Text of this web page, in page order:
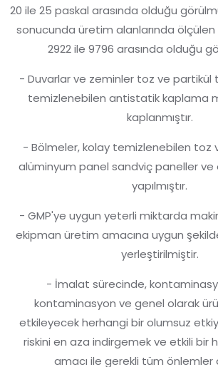
20 ile 25 paskal arasında olduğu
sonucunda üretim alanlarında ölçülen
2922 ile 9796 arasında olduğu
- Duvarlar ve zeminler toz ve partikül
temizlenebilen antistatik kaplama
kaplanmıştır.
- Bölmeler, kolay temizlenebilen toz
alüminyum panel sandviç paneller ve
yapılmıştır.
- GMP'ye uygun yeterli miktarda
ekipman üretim amacına uygun
yerleştirilmiştir.
- İmalat sürecinde,
kontaminasyon ve genel olarak
etkileyecek herhangi bir olumsuz
riskini en aza indirgemek ve etkili bir
amacı ile gerekli tüm önlemler